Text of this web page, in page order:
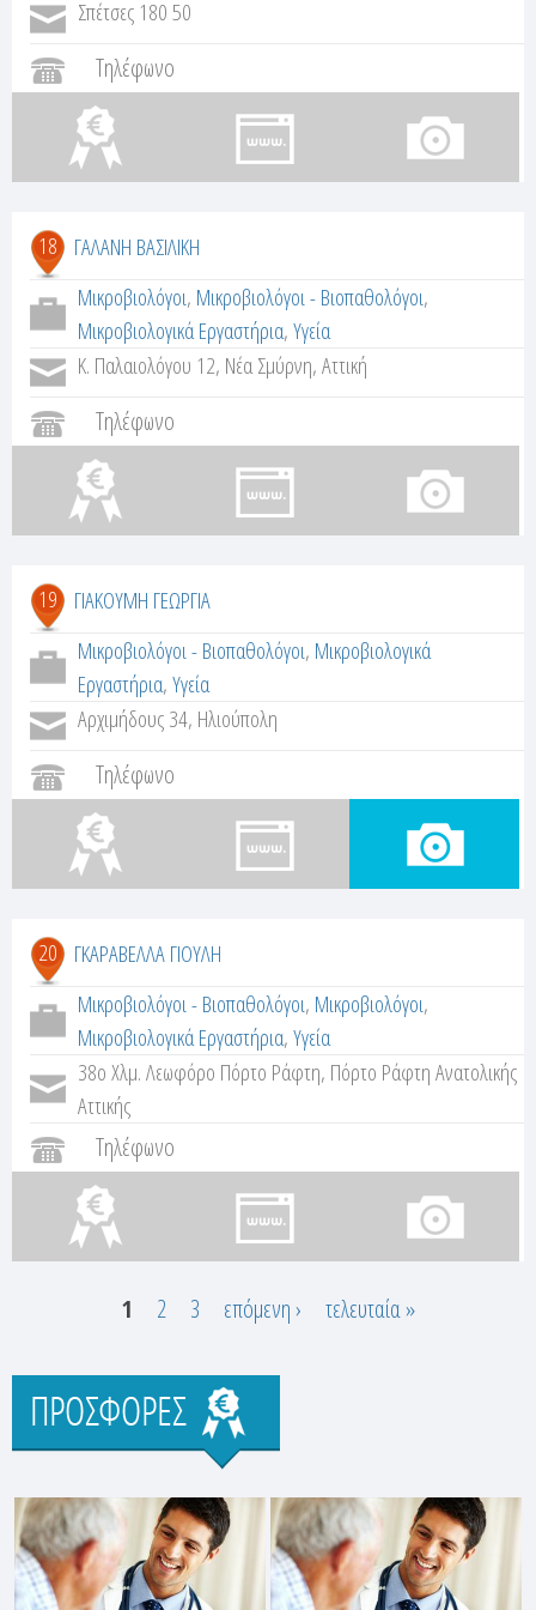
Σπέτσες 180 50
Τηλέφωνο
18
ΓΑΛΑΝΗ ΒΑΣΙΛΙΚΗ
Μικροβιολόγοι, Μικροβιολόγοι - Βιοπαθολόγοι,
Μικροβιολογικά Εργαστήρια,Υγεία
Κ. Παλαιολόγου 12, Νέα Σμύρνη, Αττική
Τηλέφωνο
19
ΓΙΑΚΟΥΜΗ ΓΕΩΡΓΙΑ
Μικροβιολόγοι - Βιοπαθολόγοι, Μικροβιολογικά
Εργαστήρια,Υγεία
Αρχιμήδους 34, Ηλιούπολη
Τηλέφωνο
20
ΓΚΑΡΑΒΕΛΛΑ ΓΙΟΥΛΗ
Μικροβιολόγοι - Βιοπαθολόγοι, Μικροβιολόγοι,
Μικροβιολογικά Εργαστήρια,Υγεία
38ο Χλμ. Λεωφόρο Πόρτο Ράφτη, Πόρτο Ράφτη Ανατολικής
Αττικής
Τηλέφωνο
λ
ί
δ
1 2 3 επόμενη › τελευταία »